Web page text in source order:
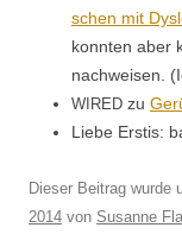
schen mit
kon­nten aber
nach­weisen.
WIRED zu
Liebe Erstis:
Dieser Beitrag wurde
2014 von Susanne